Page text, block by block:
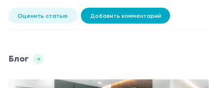
Оценить статью Добавить комментарий
Блог